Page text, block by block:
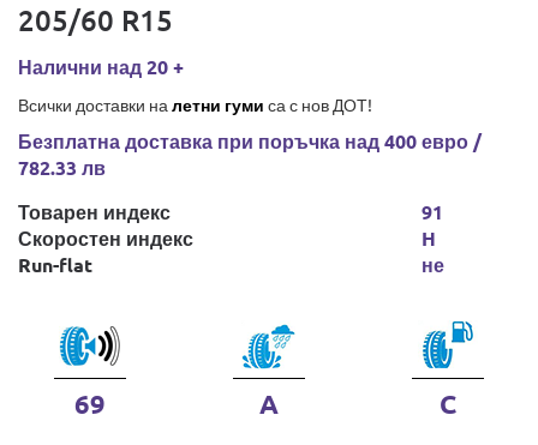
205/60 R15
Налични над 20 +
Всички доставки на летни гуми са с нов ДОТ!
Безплатна доставка при поръчка над 400 евро /
782.33 лв
Товарен индекс
Скоростен индекс
Run-flat
91
H
не
69 A C